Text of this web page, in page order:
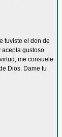
tuviste el don de
acepta gustoso
me consuele
Dios. Dame tu